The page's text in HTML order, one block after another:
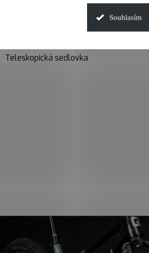
Souhlasím
Vzduchová odpružená vidlice
Pevné osy pro zvýšení tuhosti
Teleskopická sedlovka